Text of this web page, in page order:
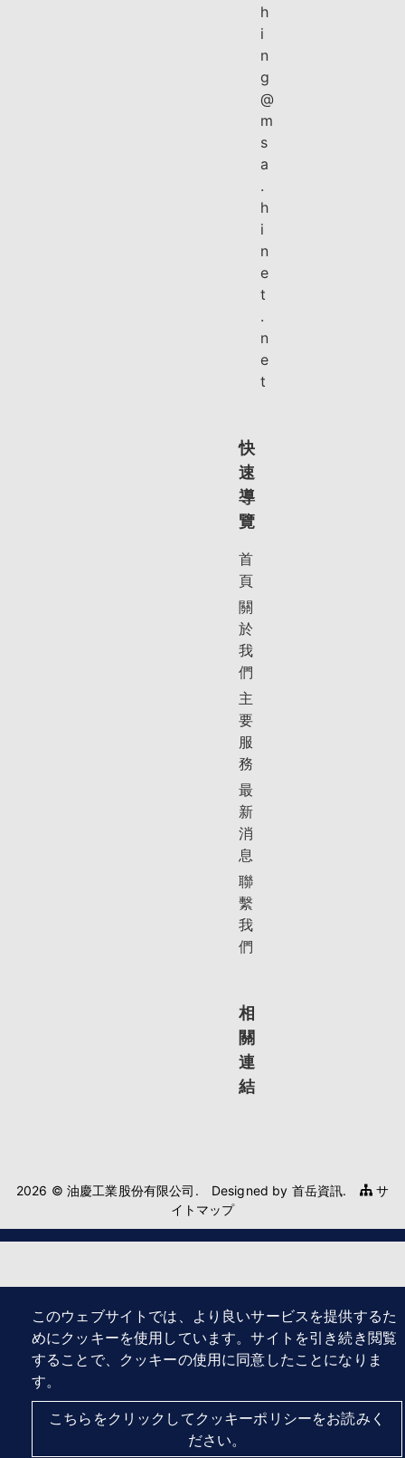
このウェブサイトでは、より良いサービスを提供するた
めにクッキーを使用しています。サイトを引き続き閲覧
することで、クッキーの使用に同意したことになりま
す。
こちらをクリックしてクッキーポリシーをお読みく
ださい。
h
i
n
g
@
m
s
a
.
h
i
n
e
t
.
n
e
t
快
速
導
覽
首
頁
關
於
我
們
主
要
服
務
最
新
消
息
聯
繫
我
們
相
關
連
結
2026 © 油慶工業股份有限公司. Designed by 首岳資訊.
サ
イトマップ